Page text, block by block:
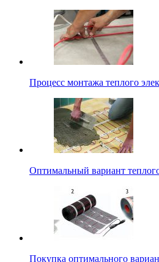
Процесс монтажа теплого
Оптимальный вариант
Покупка оптимального